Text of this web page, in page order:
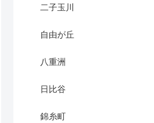
二子玉川
自由が丘
八重洲
日比谷
錦糸町